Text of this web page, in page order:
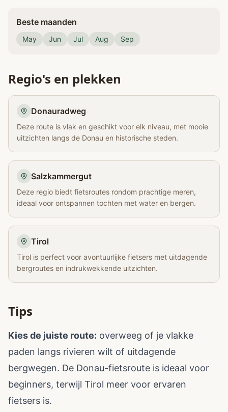
Beste maanden
May Jun Jul Aug Sep
Regio's en plekken
Donauradweg
Deze route is vlak en geschikt voor elk niveau, met mooie
uitzichten langs de Donau en historische steden.
Salzkammergut
Deze regio biedt fietsroutes rondom prachtige meren,
ideaal voor ontspannen tochten met water en bergen.
Tirol
Tirol is perfect voor avontuurlijke fietsers met uitdagende
bergroutes en indrukwekkende uitzichten.
Tips
Kies de juiste route: overweeg of je vlakke
paden langs rivieren wilt of uitdagende
bergwegen. De Donau-fietsroute is ideaal voor
beginners, terwijl Tirol meer voor ervaren
fietsers is.